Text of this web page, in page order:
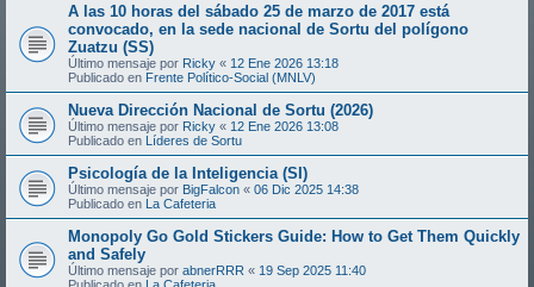
A las 10 horas del sábado 25 de marzo de 2017 está
convocado, en la sede nacional de Sortu del polígono
Zuatzu (SS)
Último mensaje por Ricky « 12 Ene 2026 13:18
Publicado en Frente Político-Social (MNLV)
Nueva Dirección Nacional de Sortu (2026)
Último mensaje por Ricky « 12 Ene 2026 13:08
Publicado en Líderes de Sortu
Psicología de la Inteligencia (SI)
Último mensaje por BigFalcon « 06 Dic 2025 14:38
Publicado en La Cafeteria
Monopoly Go Gold Stickers Guide: How to Get Them Quickly
and Safely
Último mensaje por abnerRRR « 19 Sep 2025 11:40
Publicado en La Cafeteria